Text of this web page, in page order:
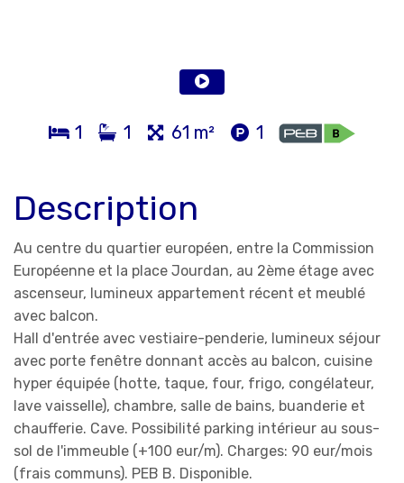
1 1 61 m² 1
Description
Au centre du quartier européen, entre la Commission
Européenne et la place Jourdan, au 2ème étage avec
ascenseur, lumineux appartement récent et meublé
avec balcon.
Hall d'entrée avec vestiaire-penderie, lumineux séjour
avec porte fenêtre donnant accès au balcon, cuisine
hyper équipée (hotte, taque, four, frigo, congélateur,
lave vaisselle), chambre, salle de bains, buanderie et
chaufferie. Cave. Possibilité parking intérieur au sous-
sol de l'immeuble (+100 eur/m). Charges: 90 eur/mois
(frais communs). PEB B. Disponible.